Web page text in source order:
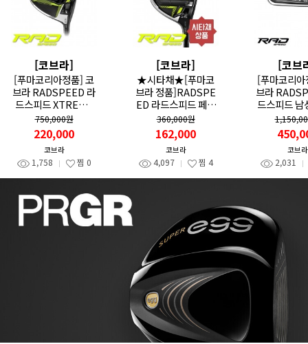
[코브라]
[푸마코리아정품] 코
브라 RADSPEED 라
드스피드 XTREME
남성 드라이버 TOU
R AD 샤프트_GF
750,000원
220,000
코브라
1,758 찜 0
[코브라]
★시타채★[푸마코
브라 정품]RADSPE
ED 라드스피드 페어
웨이우드 3번(14.5
도) SR /남성
360,000원
162,000
코브라
4,097 찜 4
[코브
[푸마코리
브라 RADSPEED 라
드스피드 남
언(I#5-
O
코브라
2,031